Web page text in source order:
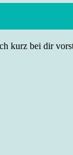
kurz bei dir